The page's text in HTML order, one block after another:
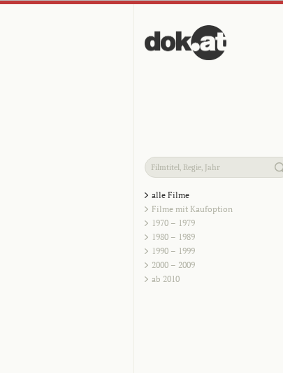
alle Filme
Filme mit Kaufoption
1970 – 1979
1980 – 1989
1990 – 1999
2000 – 2009
ab 2010